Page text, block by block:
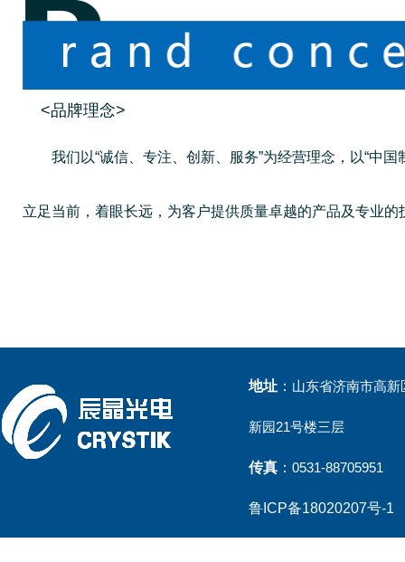
<品牌理念>
我们以“诚信、专注、创新、服务”为经营理念，以“中国
立足当前，着眼长远，为客户提供质量卓越的产品及专业的
地址 ： 山东省济南市高
新园21号楼三层
传真 ： 0531-88705951
鲁ICP备18020207号-1